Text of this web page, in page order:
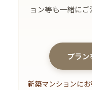
ョン等も一緒に
プラン
新築マンションに